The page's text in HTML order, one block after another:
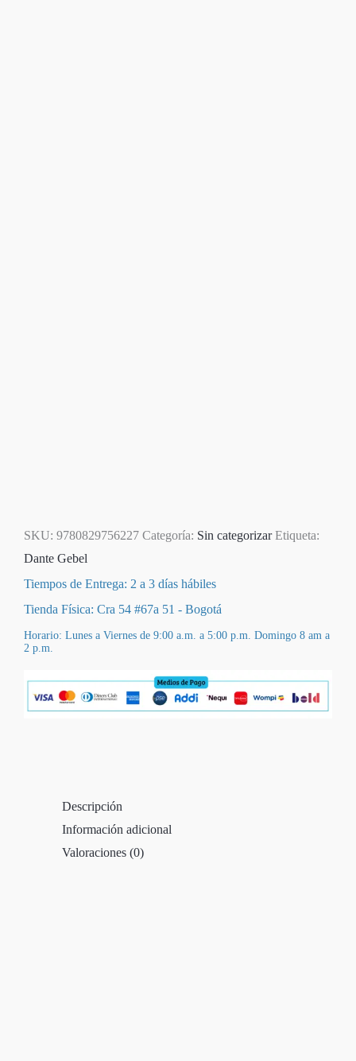
SKU: 9780829756227 Categoría: Sin categorizar Etiqueta:
Dante Gebel
Tiempos de Entrega: 2 a 3 días hábiles
Tienda Física: Cra 54 #67a 51 - Bogotá
Horario: Lunes a Viernes de 9:00 a.m. a 5:00 p.m. Domingo 8 am a
2 p.m.
Descripción
Información adicional
Valoraciones (0)